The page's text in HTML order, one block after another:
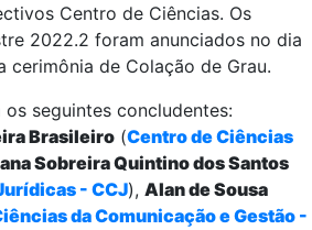
Centro de Ciências. Os
2022.2 foram anunciados no dia
cerimônia de Colação de Grau.
seguintes concludentes:
Brasileiro (Centro de Ciências
Sobreira Quintino dos Santos
- CCJ), Alan de Sousa
da Comunicação e Gestão -